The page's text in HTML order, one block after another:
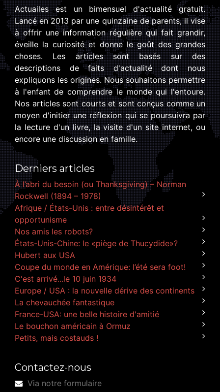
Actuailes est un bimensuel d'actualité gratuit.
Lancé en 2013 par une quinzaine de parents, il vise
à offrir une information régulière qui fait grandir,
éveille la curiosité et donne le goût des grandes
choses. Les articles sont basés sur des
descriptions de faits d'actualité dont nous
expliquons les origines. Nous souhaitons permettre
à l'enfant de comprendre le monde qui l'entoure.
Nos articles sont courts et sont conçus comme un
moyen d'initier une réflexion qui se poursuivra par
la lecture d'un livre, la visite d'un site internet, ou
encore une discussion en famille.
Derniers articles
À l’abri du besoin (ou Thanksgiving) – Norman
Rockwell (1894 – 1978)
Afrique / États-Unis : entre désintérêt et
opportunisme
Nos amis les robots?
États-Unis-Chine: le «piège de Thucydide»?
Hubert aux USA
Coupe du monde en Amérique: l’été sera foot!
C'est arrivé...le 10 juin 1934
Europe / USA : la nouvelle dérive des continents
La chevauchée fantastique
France-USA: une belle histoire d'amitié
Le bouchon américain à Ormuz
Petits, mais costauds !
Contactez-nous
Via notre formulaire